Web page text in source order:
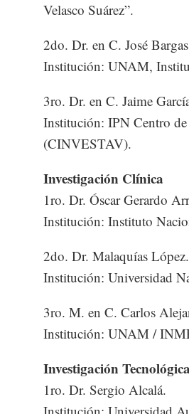
Velasco Suárez”.
2do. Dr. en C. José
Institución: UNAM,
3ro. Dr. en C. Jaime
Institución: IPN Centro
(CINVESTAV).
Investigación Clínica
1ro. Dr. Óscar Gerardo
Institución: Instituto
2do. Dr. Malaquías López.
Institución: Universidad
3ro. M. en C. Carlos
Institución: UNAM /
Investigación Tecnológica
1ro. Dr. Sergio Alcalá.